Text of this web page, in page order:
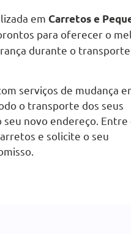
em Carretos e
para oferecer o
durante o
serviços de mudança
o transporte dos seus
seu novo endereço. Entre
e solicite o seu